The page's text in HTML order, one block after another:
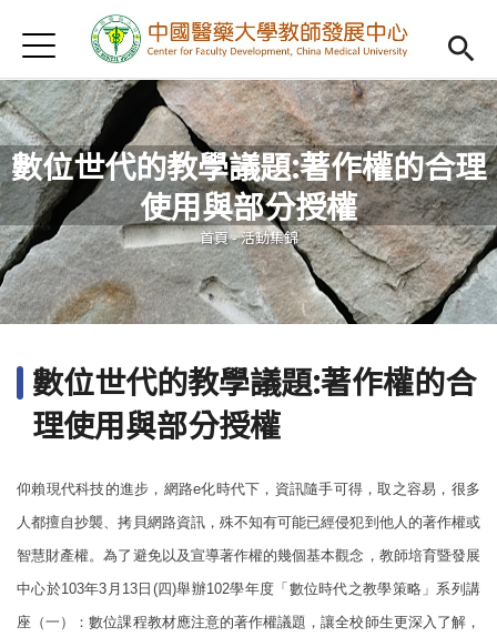
首頁
Open
認識我們
Open
教學研習
Open
新進教師
Open
傑出教授
Open
教師專業社群
Open
借用項目
Jump to Navigation
Jump to Main content
數位世代的教學議題:著作權的合理
使用與部分授權
您在這裡
首頁-活動集錦
數位世代的教學議題:著作權的合
理使用與部分授權
仰賴現代科技的進步，網路e化時代下，資訊隨手可得，取之容易，很多
人都擅自抄襲、拷貝網路資訊，殊不知有可能已經侵犯到他人的著作權或
智慧財產權。為了避免以及宣導著作權的幾個基本觀念，教師培育暨發展
中心於103年3月13日(四)舉辦102學年度「數位時代之教學策略」系列講
座（一）：數位課程教材應注意的著作權議題，讓全校師生更深入了解，